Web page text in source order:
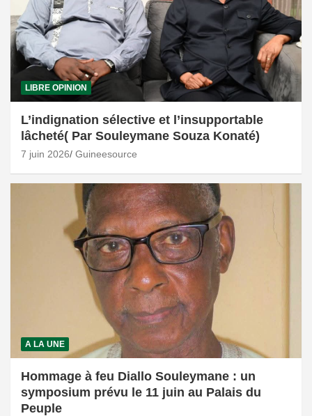
LIBRE OPINION
L’indignation sélective et l’insupportable
lâcheté( Par Souleymane Souza Konaté)
7 juin 2026 Guineesource
A LA UNE
Hommage à feu Diallo Souleymane : un
symposium prévu le 11 juin au Palais du
Peuple